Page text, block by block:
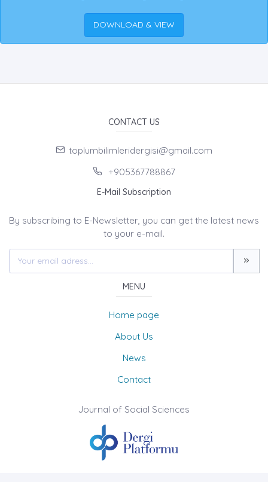
DOWNLOAD & VIEW
CONTACT US
toplumbilimleridergisi@gmail.com
+905367788867
E-Mail Subscription
By subscribing to E-Newsletter, you can get the latest news
to your e-mail.
MENU
Home page
About Us
News
Contact
Journal of Social Sciences